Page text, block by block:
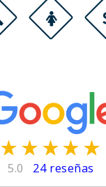
5.0 24 reseñas